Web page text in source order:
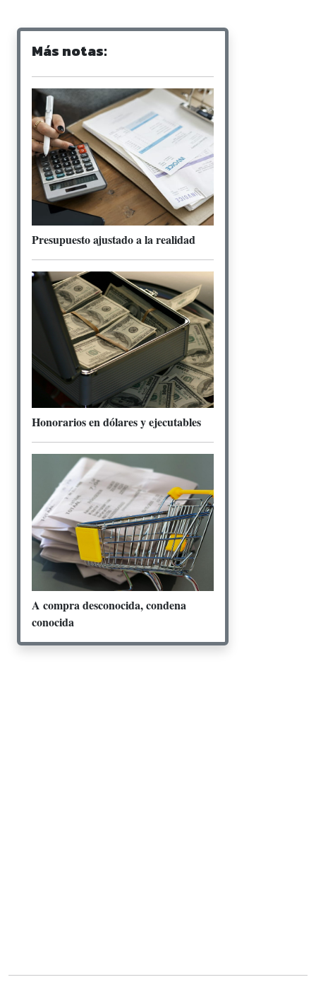
Más notas:
Presupuesto ajustado a la realidad
Honorarios en dólares y ejecutables
A compra desconocida, condena
conocida